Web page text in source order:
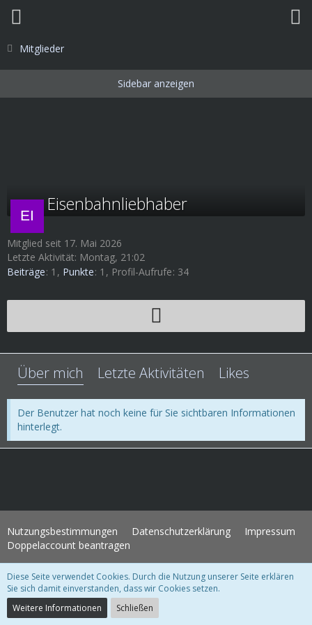
Mitglieder
Eisenbahnliebhaber
Mitglied seit 17. Mai 2026
Letzte Aktivität: Montag, 21:02
Beiträge 1 Punkte 1 Profil-Aufrufe 34
Über mich Letzte Aktivitäten Likes
Der Benutzer hat noch keine für Sie sichtbaren Informationen
hinterlegt.
Nutzungsbestimmungen Datenschutzerklärung
Impressum
Doppelaccount beantragen
WoltLab Suite Forum - Themenvorlage 3.1.2 © 2004-2018
Community-Software:
Diese Seite verwendet Cookies. Durch die Nutzung unserer Seite erklären
Sie sich damit einverstanden, dass wir Cookies setzen.
Weitere Informationen
Schließen